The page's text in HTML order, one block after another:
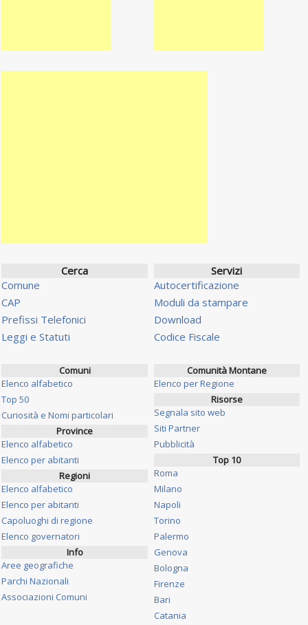
Cerca
Comune
CAP
Prefissi Telefonici
Leggi e Statuti
Servizi
Autocertificazione
Moduli da stampare
Download
Codice Fiscale
Comuni
Elenco alfabetico
Top 50
Curiosità e Nomi particolari
Province
Elenco alfabetico
Elenco per abitanti
Regioni
Elenco alfabetico
Elenco per abitanti
Capoluoghi di regione
Elenco governatori
Info
Aree geografiche
Parchi Nazionali
Associazioni Comuni
Comunità Montane
Elenco per Regione
Risorse
Segnala sito web
Siti Partner
Pubblicità
Top 10
Roma
Milano
Napoli
Torino
Palermo
Genova
Bologna
Firenze
Bari
Catania